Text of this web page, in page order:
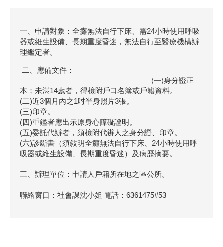
一、申請對象：全癱無法自行下床、需24小時使用呼吸
器或維生設備、長期重度昏迷，無法自行至醫療機構辦
理鑑定者。
二、應備文件：
(一)身分證正
本；未滿14歲者，得檢附戶口名簿或戶籍資料。
(二)近3個月內之1吋半身照片3張。
(三)印章。
(四)重鑑者應出示原身心障礙證明。
(五)委託代辦者，須檢附代辦人之身分證、印章。
(六)診斷書（須敍明全癱無法自行下床、24小時使用呼
吸器或維生設備、長期重度昏迷）及病歷摘要。
三、辦理單位：申請人戶籍所在地之區公所。
聯絡窗口：社會課沈小姐 電話：6361475#53